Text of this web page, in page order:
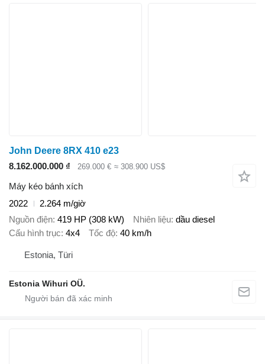
John Deere 8RX 410 e23
8.162.000.000 ₫
269.000 € ≈ 308.900 US$
Máy kéo bánh xích
2022
2.264 m/giờ
Nguồn điện 419 HP (308 kW) Nhiên liệu dầu diesel
Cấu hình trục 4x4 Tốc độ 40 km/h
Estonia, Türi
Estonia Wihuri OÜ.